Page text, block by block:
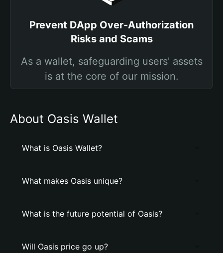
Prevent DApp Over-Authorization
Risks and Scams
As a wallet, safeguarding users' assets
is at the core of our mission.
About Oasis Wallet
What is Oasis Wallet?
What makes Oasis unique?
What is the future potential of Oasis?
Will Oasis price go up?